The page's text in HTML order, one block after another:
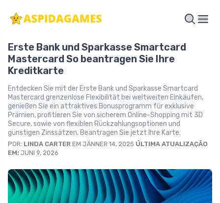
Erste Bank und Sparkasse Smartcard
Mastercard So beantragen Sie Ihre
Kreditkarte
Entdecken Sie mit der Erste Bank und Sparkasse Smartcard
Mastercard grenzenlose Flexibilität bei weltweiten Einkäufen,
genießen Sie ein attraktives Bonusprogramm für exklusive
Prämien, profitieren Sie von sicherem Online-Shopping mit 3D
Secure, sowie von flexiblen Rückzahlungsoptionen und
günstigen Zinssätzen. Beantragen Sie jetzt Ihre Karte.
POR: LINDA CARTER EM JÄNNER 14, 2025 ÚLTIMA ATUALIZAÇÃO
EM: JUNI 9, 2026